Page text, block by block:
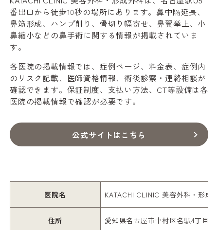
番出口から徒歩10秒の場所にあります。鼻中隔延長、
鼻筋形成、ハンプ削り、骨切り幅寄せ、鼻翼挙上、小
鼻縮小などの鼻手術に関する情報が掲載されていま
す。
各医院の掲載情報では、症例ページ、料金表、症例内
のリスク記載、医師資格情報、術後診察・連絡相談が
確認できます。保証制度、支払い方法、CT等設備は各
医院の掲載情報で確認が必要です。
公式サイトはこちら
医院名 KATACHI CLINIC 美容外科・形成
住所 愛知県名古屋市中村区名駅4丁目